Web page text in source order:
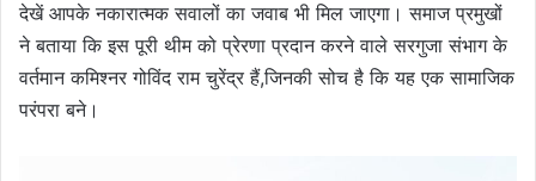
देखें आपके नकारात्मक सवालों का जवाब भी मिल जाएगा। समाज प्रमुखों
ने बताया कि इस पूरी थीम को प्रेरणा प्रदान करने वाले सरगुजा संभाग के
वर्तमान कमिश्नर गोविंद राम चुरेंद्र हैं,जिनकी सोच है कि यह एक सामाजिक
परंपरा बने।